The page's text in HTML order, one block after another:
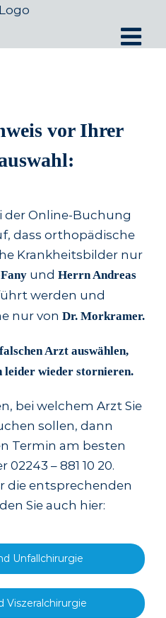
vor Ihrer
der Online-Buchung
dass orthopädische
Krankheitsbilder nur
und Herrn Andreas
werden und
nur von Dr. Morkramer.
Arzt auswählen,
leider wieder stornieren.
bei welchem Arzt Sie
sollen, dann
Termin am besten
– 881 10 20.
die entsprechenden
Sie auch hier:
Unfallchirurgie
Viszeralchirurgie